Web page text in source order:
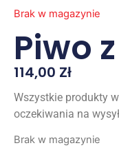
Brak w magazynie
Piwo
114,00 Zł
Wszystkie produkty
oczekiwania na
Brak w magazynie